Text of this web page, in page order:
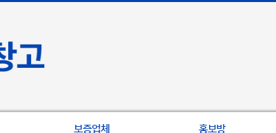
보증업체 홍보방